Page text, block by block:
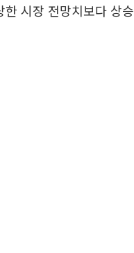
시장 전망치보다 상